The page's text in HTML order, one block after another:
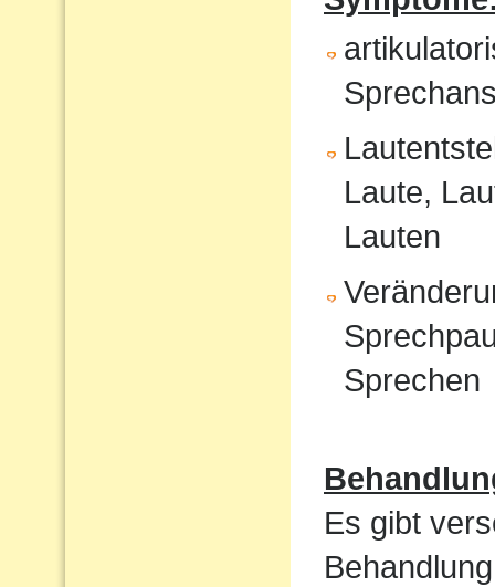
Laute,
Lauten
Sprechen
Es gibt